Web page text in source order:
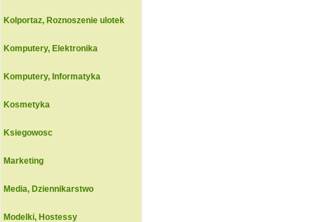
Kolportaz, Roznoszenie ulotek
Komputery, Elektronika
Komputery, Informatyka
Kosmetyka
Ksiegowosc
Marketing
Media, Dziennikarstwo
Modelki, Hostessy